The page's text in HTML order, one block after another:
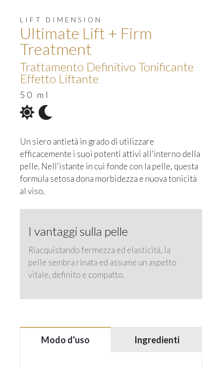
LIFT DIMENSION
Ultimate Lift + Firm
Treatment
Trattamento Definitivo Tonificante
Effetto Liftante
50 ml
Un siero antietà in grado di utilizzare
efficacemente i suoi potenti attivi all'interno della
pelle. Nell'istante in cui fonde con la pelle, questa
formula setosa dona morbidezza e nuova tonicità
al viso.
I vantaggi sulla pelle
Riacquistando fermezza ed elasticità, la
pelle sembra rinata ed assume un aspetto
vitale, definito e compatto.
Modo d'uso Ingredienti